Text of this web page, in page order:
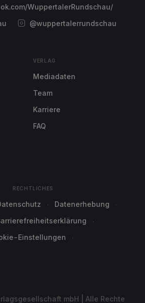
WuppertalerRundschau/
@wuppertalerrundschau
VERLAG
Mediadaten
Team
Karriere
FAQ
RECHTLICHES
Datenerhebung
Einstellungen
mbH | Alle Rechte